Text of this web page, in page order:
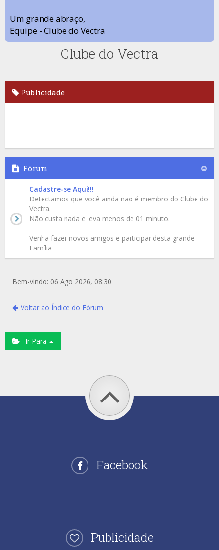
Um grande abraço,
Equipe - Clube do Vectra
Clube do Vectra
Publicidade
Fórum
Cadastre-se Aqui!!!
Detectamos que você ainda não é membro do Clube do
Vectra.
Não custa nada e leva menos de 01 minuto.
Venha fazer novos amigos e participar desta grande
Família.
Bem-vindo: 06 Ago 2026, 08:30
Voltar ao Índice do Fórum
Ir Para
Facebook
Publicidade